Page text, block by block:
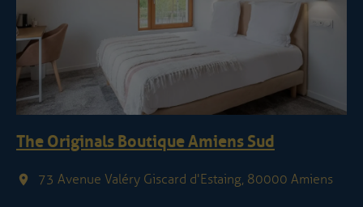
The Originals Boutique Amiens Sud
73 Avenue Valéry Giscard d'Estaing, 80000 Amiens